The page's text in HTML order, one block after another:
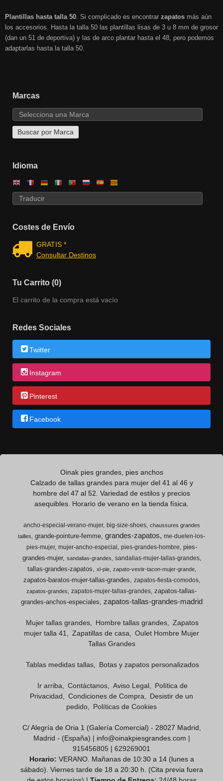
Marcas
Idioma
Costes de Envío
GRATIS *
Consultar Destinos
Tu Carrito (0)
El carrito de la compra está vacío
Redes Sociales
Twitter
Instagram
Pinterest
Facebook
Plantillas hasta talla 50. Si complicado es encontrar zapatos más aún
los accesorios. Hasta la talla 50 las plantillas lisas de 3 u 8 mm de grosor
(dan un 51 de deportiva) y las de arco plantar hasta el 48, pero podemos
adaptarlas hasta la talla 50.
Oinak pies grandes, pies anchos
Calzado de tallas grandes para mujer del 41 al 46 y
hombre del 47 al 52. Variedad de estilos y precios
asequibles. Horario de verano en la tienda física.
ancho-especial-verano-mujer big-size-shoes
chaussures grandes
tailles
grande-pointure-femme grandes-zapatos
me-duelen-los-
pies-mujer mujer-ancho-especial pies-grandes-hombre pies-
grandes-mujer
sandalias-grandes sandalias-mujer-tallas-grandes
tallas-grandes-zapatos xl-pie zapato-vestir-tacon-mujer-grande
zapatos-baratos-mujer-tallas-grandes zapatos-fiesta-comodos
zapatos-grandes zapatos-mujer-tallas-grandes zapatos-tallas-
grandes-anchos-especiales zapatos-tallas-grandes-madrid
Mujer tallas grandes Hombre tallas grandes
Zapatos
mujer talla 41
Zapatillas de casa
Oulet Hombre Mujer
Tallas Grandes
Tablas medidas tallas Botas y zapatos personalizados
Ir arriba Contáctanos Aviso Legal
Política de
Privacidad
Condiciones de Compra
Desistir de un
pedido
Políticas de Cookies
C/ Alegría de Oria 1 (Galería Comercial) - 28027 Madrid,
Madrid - (España) | info@oinakpiesgrandes.com |
915456805 | 629269001
Horario: VERANO. Mañanas de 10:30 a 14 (lunes a
sábado). Viernes tarde de 18 a 20:30 h. (Cita previa fuera